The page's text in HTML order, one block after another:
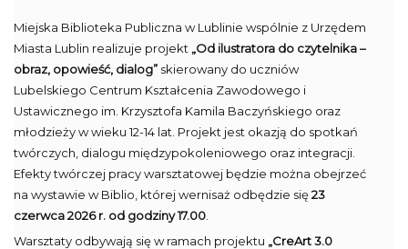
Miejska Biblioteka Publiczna w Lublinie wspólnie z Urzędem
Miasta Lublin realizuje projekt „Od ilustratora do czytelnika –
obraz, opowieść, dialog” skierowany do uczniów
Lubelskiego Centrum Kształcenia Zawodowego i
Ustawicznego im. Krzysztofa Kamila Baczyńskiego oraz
młodzieży w wieku 12-14 lat. Projekt jest okazją do spotkań
twórczych, dialogu międzypokoleniowego oraz integracji.
Efekty twórczej pracy warsztatowej będzie można obejrzeć
na wystawie w Biblio, której wernisaż odbędzie się23
czerwca 2026 r. od godziny 17.00
Warsztaty odbywają się w ramach projektu „CreArt 3.0